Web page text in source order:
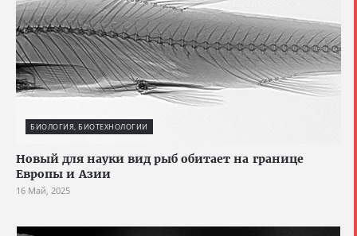
БИОЛОГИЯ, БИОТЕХНОЛОГИИ
Новый для науки вид рыб обитает на границе
Европы и Азии
16 Май, 2025